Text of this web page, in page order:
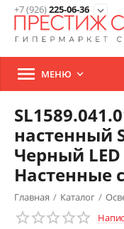
+7 (926)225-06-36 expand_more
 МЕНЮ 
настенный
Черный LED
Настенные
Главная / Каталог /
Настенные светильники